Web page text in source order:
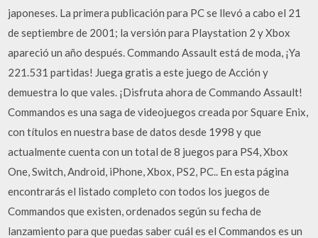
japoneses. La primera publicación para PC se llevó a cabo el 21
de septiembre de 2001; la versión para Playstation 2 y Xbox
apareció un año después. Commando Assault está de moda, ¡Ya
221.531 partidas! Juega gratis a este juego de Acción y
demuestra lo que vales. ¡Disfruta ahora de Commando Assault!
Commandos es una saga de videojuegos creada por Square Enix,
con títulos en nuestra base de datos desde 1998 y que
actualmente cuenta con un total de 8 juegos para PS4, Xbox
One, Switch, Android, iPhone, Xbox, PS2, PC.. En esta página
encontrarás el listado completo con todos los juegos de
Commandos que existen, ordenados según su fecha de
lanzamiento para que puedas saber cuál es el Commandos es un